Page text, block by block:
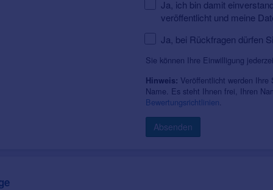
Ja, ich bin damit
veröffentlicht und meine
Ja, bei Rückfragen dürfen
Sie können Ihre Einwilligung
Hinweis: Veröffentlicht werden
Name. Es steht Ihnen frei, Ihren
Bewertungsrichtlinien.
Absenden